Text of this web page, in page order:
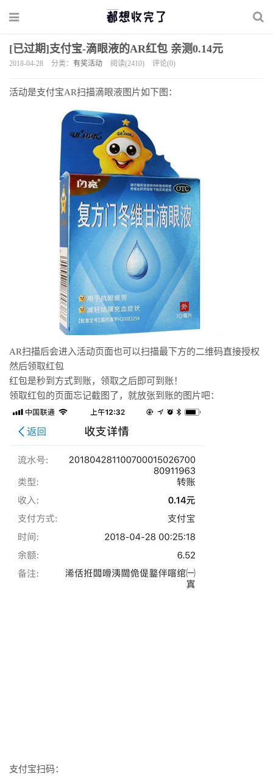
[已过期]支付宝-滴眼液的AR红包 亲测0.14元
2018-04-28 分类： 有奖活动 阅读(2410) 评论(0)
活动是支付宝AR扫描滴眼液图片如下图：
AR扫描后会进入活动页面也可以扫描最下方的二维码直接授权
然后领取红包
红包是秒到方式到账，领取之后即可到账！
领取红包的页面忘记截图了，就放张到账的图片吧：
支付宝扫码：